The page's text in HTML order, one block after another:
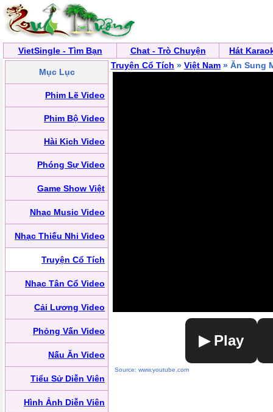
VietSingle - Tìm Bạn Chat - Trò Chuyện Hát
Mục Lục
Phim Lẽ Video
Phim Bộ Video
Hài Kịch Video
Phóng Sự Video
Game Show Việt
Nhạc Music Video
Nhạc Thiếu Nhi Video
Truyện Cổ Tích
Nhạc Tân Cổ Video
Cải Lương Video
Phỏng Vấn Video
Nấu Ăn Video
Tiểu Sử Diễn Viên
Hình Ảnh Diễn Viên
Truyện Cổ Tích » Việt Nam » Ăn Sung
▶ Play
Source: www.youtube.com